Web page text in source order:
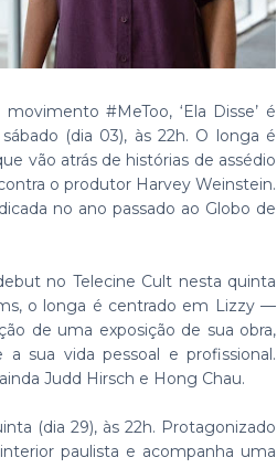
#MeToo, ‘Ela Disse’ é
(dia 03), às 22h. O longa é
vão atrás de histórias de assédio
o produtor Harvey Weinstein.
no ano passado ao Globo de
no Telecine Cult nesta quinta
o longa é centrado em Lizzy —
de uma exposição de sua obra,
sua vida pessoal e profissional.
Judd Hirsch e Hong Chau.
(dia 29), às 22h. Protagonizado
paulista e acompanha uma